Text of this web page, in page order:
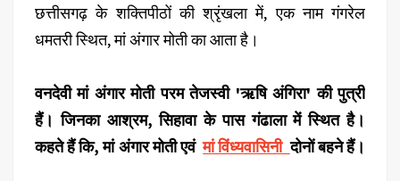
छत्तीसगढ़ के शक्तिपीठों की श्रृंखला में, एक नाम गंगरेल
धमतरी स्थित, मां अंगार मोती का आता है।
वनदेवी मां अंगार मोती परम तेजस्वी 'ऋषि अंगिरा' की पुत्री
हैं। जिनका आश्रम, सिहावा के पास गंढाला में स्थित है।
कहते हैं कि, मां अंगार मोती एवंमां विंध्यवासिनीदोनों बहने हैं।